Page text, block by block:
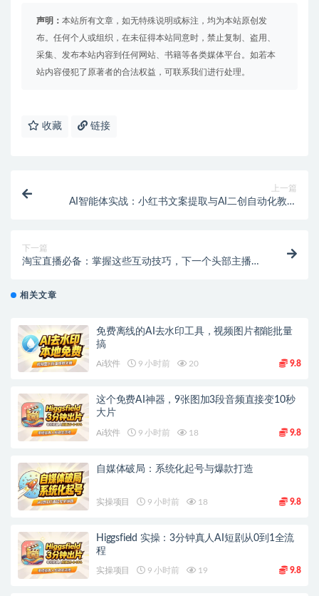
声明： 本站所有文章，如无特殊说明或标注，均为本站原创发
布。任何个人或组织，在未征得本站同意时，禁止复制、盗用、
采集、发布本站内容到任何网站、书籍等各类媒体平台。如若本
站内容侵犯了原著者的合法权益，可联系我们进行处理。
收藏 链接
上一篇
AI智能体实战：小红书文案提取与AI二创自动化教程
下一篇
淘宝直播必备：掌握这些互动技巧，下一个头部主播就
相关文章
免费离线的AI去水印工具，视频图片都能批量
搞
Ai软件 9 小时前 20 9.8
这个免费AI神器，9张图加3段音频直接变10秒
大片
Ai软件 9 小时前 18 9.8
自媒体破局：系统化起号与爆款打造
实操项目 9 小时前 18 9.8
Higgsfield 实操：3分钟真人AI短剧从0到1全流
程
实操项目 9 小时前 19 9.8